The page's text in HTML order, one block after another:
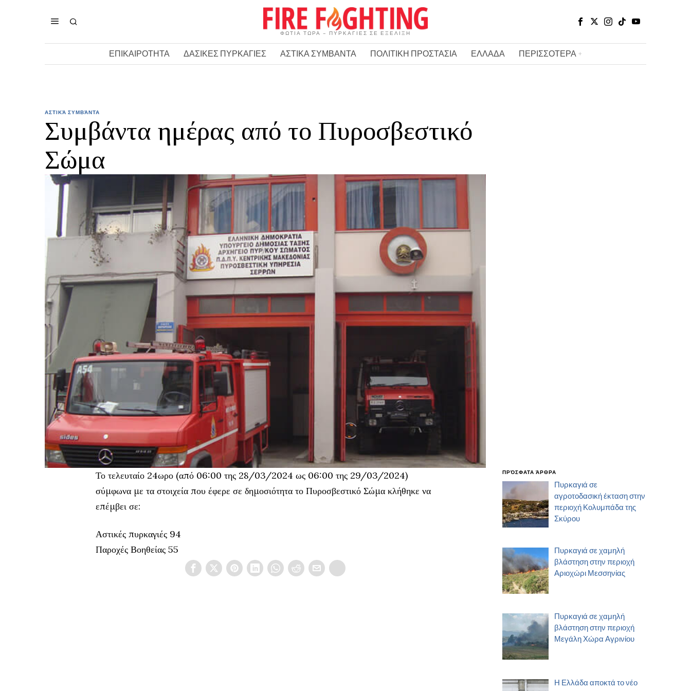
ΦΩΤΙΑ ΤΩΡΑ – ΠΥΡΚΑΓΙΕΣ ΣΕ ΕΞΕΛΙΞΗ
ΕΠΙΚΑΙΡΟΤΗΤΑ ΔΑΣΙΚΕΣ ΠΥΡΚΑΓΙΕΣ ΑΣΤΙΚΑ ΣΥΜΒΑΝΤΑ ΠΟΛΙΤΙΚΗ ΠΡΟΣΤΑΣΙΑ ΕΛΛΑΔΑ ΠΕΡΙΣΣΟΤΕΡΑ
ΑΣΤΙΚΆ ΣΥΜΒΆΝΤΑ
Συμβάντα ημέρας από το Πυροσβεστικό
Σώμα
Το τελευταίο 24ωρο (από 06:00 της 28/03/2024 ως 06:00 της 29/03/2024)
σύμφωνα με τα στοιχεία που έφερε σε δημοσιότητα το Πυροσβεστικό Σώμα κλήθηκε να
επέμβει σε:
Αστικές πυρκαγιές 94
Παροχές Βοηθείας 55
ΠΡΌΣΦΑΤΑ ΆΡΘΡΑ
Πυρκαγιά σε
αγροτοδασική έκταση στην
περιοχή Κολυμπάδα της
Σκύρου
Πυρκαγιά σε χαμηλή
βλάστηση στην περιοχή
Αριοχώρι Μεσσηνίας
Πυρκαγιά σε χαμηλή
βλάστηση στην περιοχή
Μεγάλη Χώρα Αγρινίου
Η Ελλάδα αποκτά το νέο